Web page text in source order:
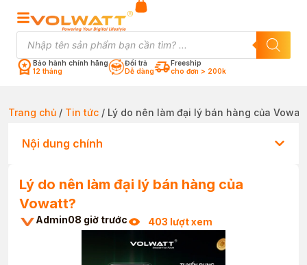
Bảo hành chính hãng
12 tháng
Đổi trả
Dễ dàng
Freeship
cho đơn > 200k
Trang chủ / Tin tức / Lý do nên làm đại lý bán hàng của
Nội dung chính
Lý do nên làm đại lý bán hàng của
Vowatt?
Admin08 giờ trước 403 lượt xem